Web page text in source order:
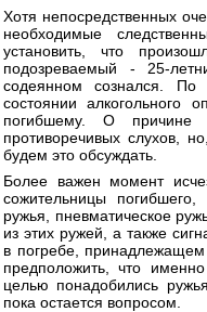
Хотя непосредственных
необходимые
установить, что
подозреваемый - 25-
содеянном сознался.
состоянии алкогольного
погибшему. О
противоречивых слухов,
будем это обсуждать.
Более важен момент
сожительницы
ружья, пневматическое
из этих ружей, а также
в погребе,
предположить, что
целью понадобились
пока остается вопросом.